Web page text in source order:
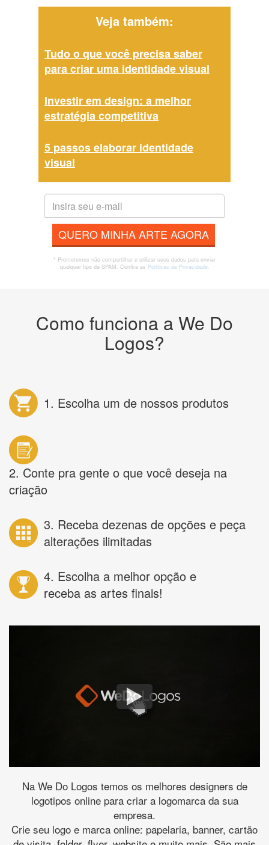
Veja também:
Tudo o que você precisa saber
para criar uma identidade visual
Investir em design: a melhor
estratégia competitiva
5 passos elaborar identidade
visual
QUERO MINHA ARTE AGORA
* Prometemos não compartilhar e utilizar seus dados para enviar
qualquer tipo de SPAM. Confira as Políticas de Privacidade.
Como funciona a We Do
Logos?
1. Escolha um de nossos produtos
2. Conte pra gente o que você deseja na
criação
3. Receba dezenas de opções e peça
alterações ilimitadas
4. Escolha a melhor opção e
receba as artes finais!
Na We Do Logos temos os melhores designers de
logotipos online para criar a logomarca da sua
empresa.
Crie seu logo e marca online: papelaria, banner, cartão